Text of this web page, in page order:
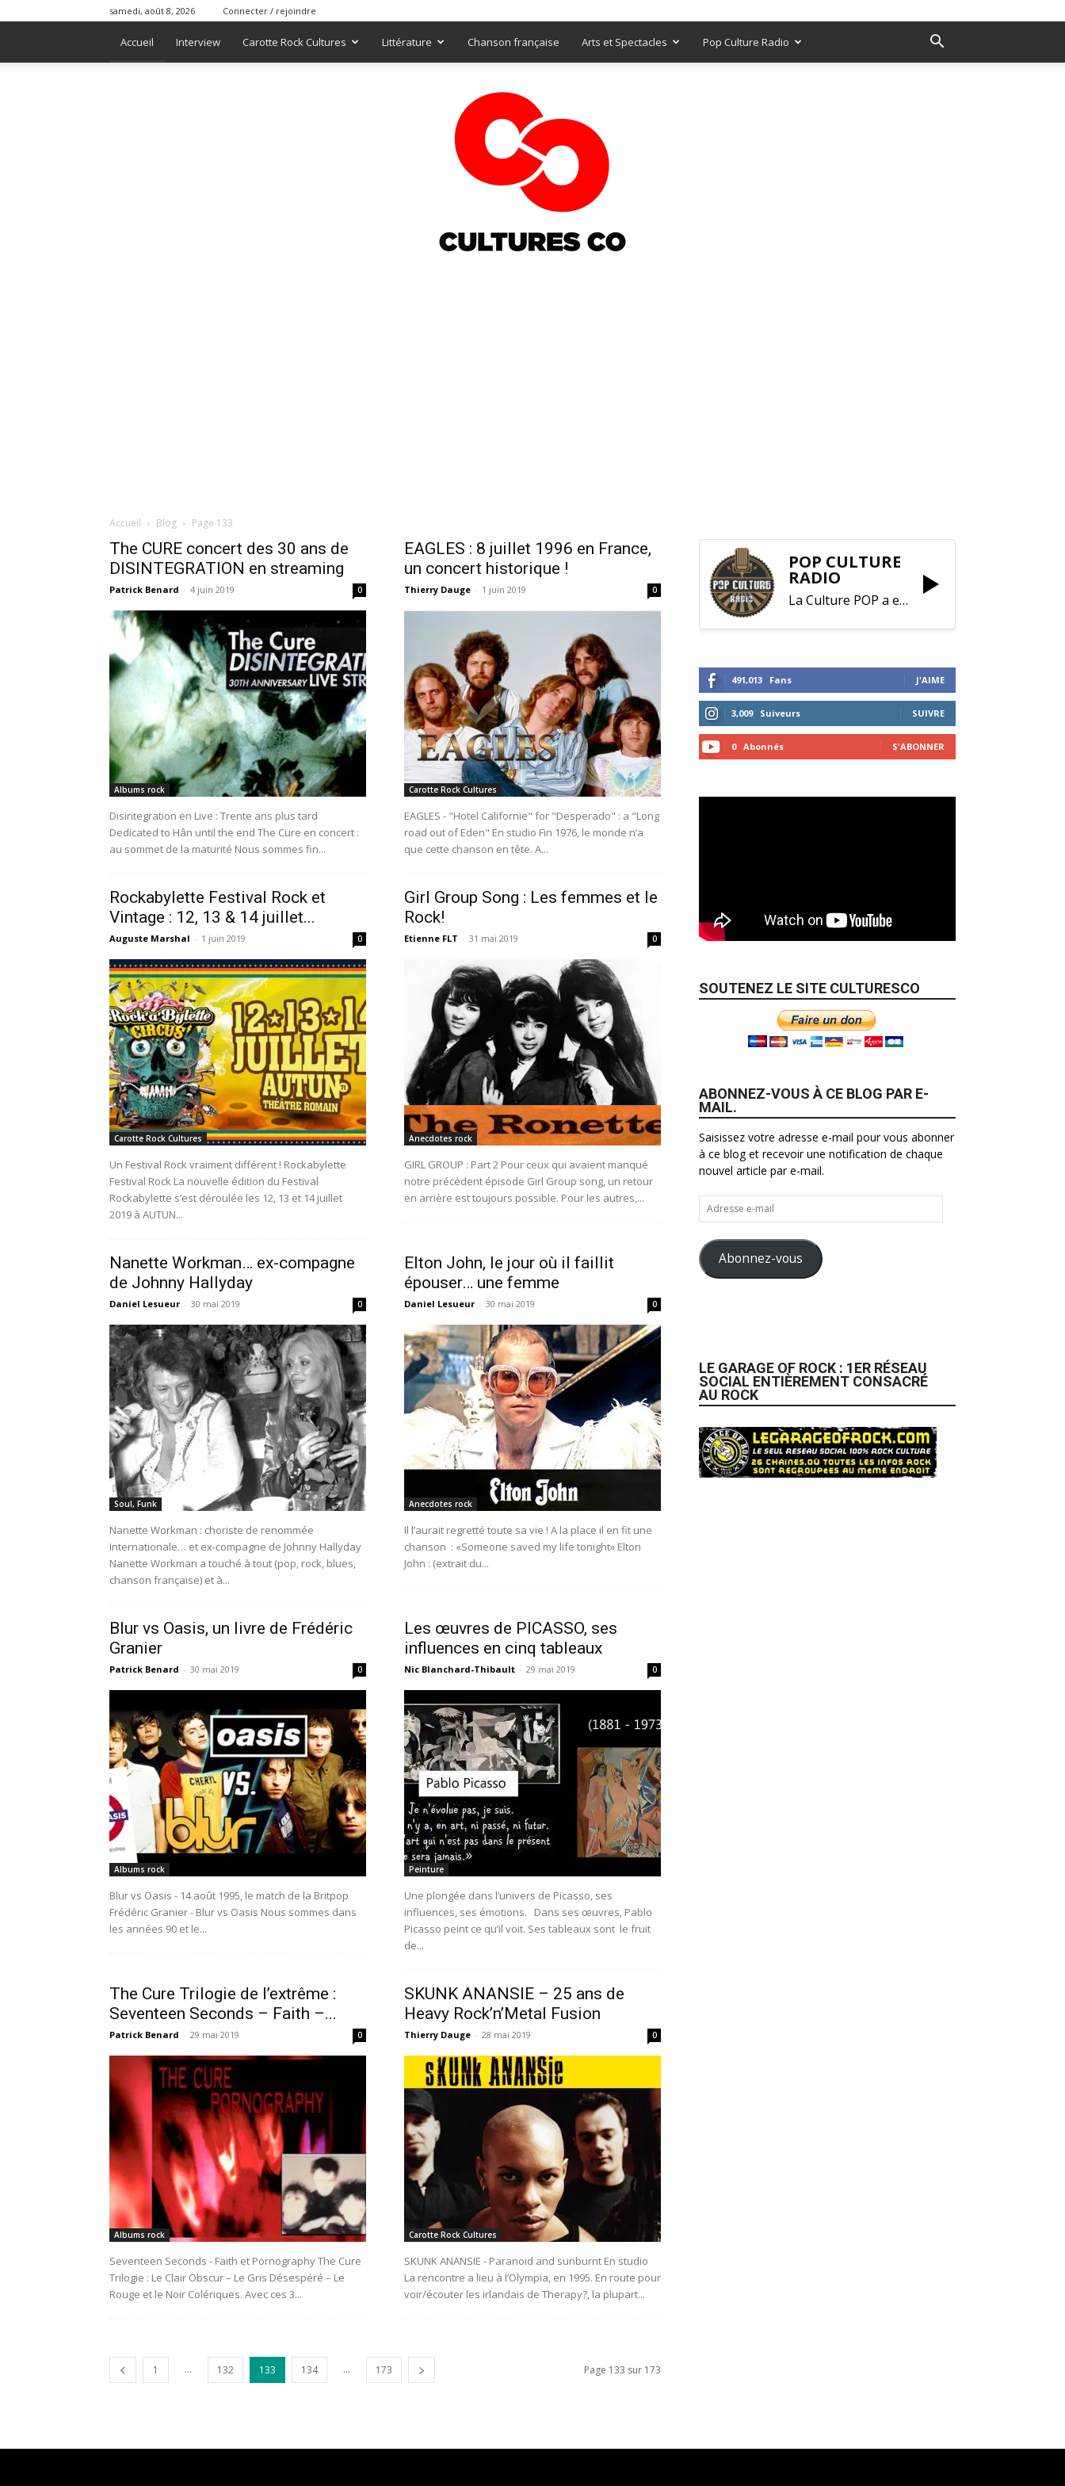
samedi, août 8, 2026 Connecter / rejoindre
Accueil Interview Carotte Rock Cultures Littérature Chanson française Arts et Spectacles Pop Culture Radio
Accueil Blog Page 133
The CURE concert des 30 ans de
DISINTEGRATION en streaming
Patrick Benard - 4 juin 2019 0
Albums rock
Disintegration en Live : Trente ans plus tard
Dedicated to Hân until the end The Cure en concert :
au sommet de la maturité Nous sommes fin...
EAGLES : 8 juillet 1996 en France,
un concert historique !
Thierry Dauge - 1 juin 2019 0
Carotte Rock Cultures
EAGLES - "Hotel Californie" for "Desperado" : a "Long
road out of Eden" En studio Fin 1976, le monde n’a
que cette chanson en tête. A...
Rockabylette Festival Rock et
Vintage : 12, 13 & 14 juillet...
Auguste Marshal - 1 juin 2019 0
Carotte Rock Cultures
Un Festival Rock vraiment différent ! Rockabylette
Festival Rock La nouvelle édition du Festival
Rockabylette s’est déroulée les 12, 13 et 14 juillet
2019 à AUTUN...
Girl Group Song : Les femmes et le
Rock!
Etienne FLT - 31 mai 2019 0
Anecdotes rock
GIRL GROUP : Part 2 Pour ceux qui avaient manqué
notre précédent épisode Girl Group song, un retour
en arrière est toujours possible. Pour les autres,...
Nanette Workman… ex-compagne
de Johnny Hallyday
Daniel Lesueur - 30 mai 2019 0
Soul, Funk
Nanette Workman : choriste de renommée
Internationale… et ex-compagne de Johnny Hallyday
Nanette Workman a touché à tout (pop, rock, blues,
chanson française) et à...
Elton John, le jour où il faillit
épouser… une femme
Daniel Lesueur - 30 mai 2019 0
Anecdotes rock
Il l’aurait regretté toute sa vie ! A la place il en fit une
chanson : «Someone saved my life tonight» Elton
John : (extrait du...
Blur vs Oasis, un livre de Frédéric
Granier
Patrick Benard - 30 mai 2019 0
Albums rock
Blur vs Oasis - 14 août 1995, le match de la Britpop
Frédéric Granier - Blur vs Oasis Nous sommes dans
les années 90 et le...
Les œuvres de PICASSO, ses
influences en cinq tableaux
Nic Blanchard-Thibault - 29 mai 2019 0
Peinture
Une plongée dans l’univers de Picasso, ses
influences, ses émotions. Dans ses œuvres, Pablo
Picasso peint ce qu’il voit. Ses tableaux sont le fruit
de...
The Cure Trilogie de l’extrême :
Seventeen Seconds – Faith –...
Patrick Benard - 29 mai 2019 0
Albums rock
Seventeen Seconds - Faith et Pornography The Cure
Trilogie : Le Clair Obscur – Le Gris Désespéré – Le
Rouge et le Noir Colériques. Avec ces 3...
SKUNK ANANSIE – 25 ans de
Heavy Rock’n’Metal Fusion
Thierry Dauge - 28 mai 2019 0
Carotte Rock Cultures
SKUNK ANANSIE - Paranoid and sunburnt En studio
La rencontre a lieu à l’Olympia, en 1995. En route pour
voir/écouter les irlandais de Therapy?, la plupart...
1 ... 132 133 134 ... 173 Page 133 sur 173
POP CULTURE
RADIO
La Culture POP a enfin trouvé sa RADIO !
491,013 Fans J'AIME
3,009 Suiveurs SUIVRE
0 Abonnés S'ABONNER
SOUTENEZ LE SITE CULTURESCO
ABONNEZ-VOUS À CE BLOG PAR E-
MAIL.
Saisissez votre adresse e-mail pour vous abonner
à ce blog et recevoir une notification de chaque
nouvel article par e-mail.
Adresse
e-
mail
Abonnez-vous
LE GARAGE OF ROCK : 1ER RÉSEAU
SOCIAL ENTIÈREMENT CONSACRÉ
AU ROCK